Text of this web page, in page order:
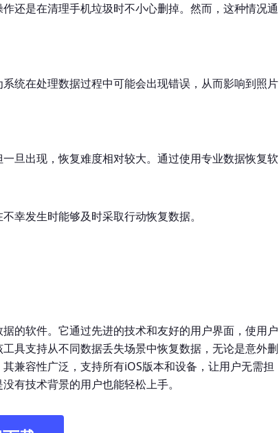
还是在清理手机垃圾时不小心删掉。然而，这种情况通
统在处理数据过程中可能会出现错误，从而影响到照片
旦出现，恢复难度相对较大。通过使用专业数据恢复软
幸发生时能够及时采取行动恢复数据。
的软件。它通过先进的技术和友好的用户界面，使用户
具支持从不同数据丢失场景中恢复数据，无论是意外删
兼容性广泛，支持所有iOS版本和设备，让用户无需担
有技术背景的用户也能轻松上手。